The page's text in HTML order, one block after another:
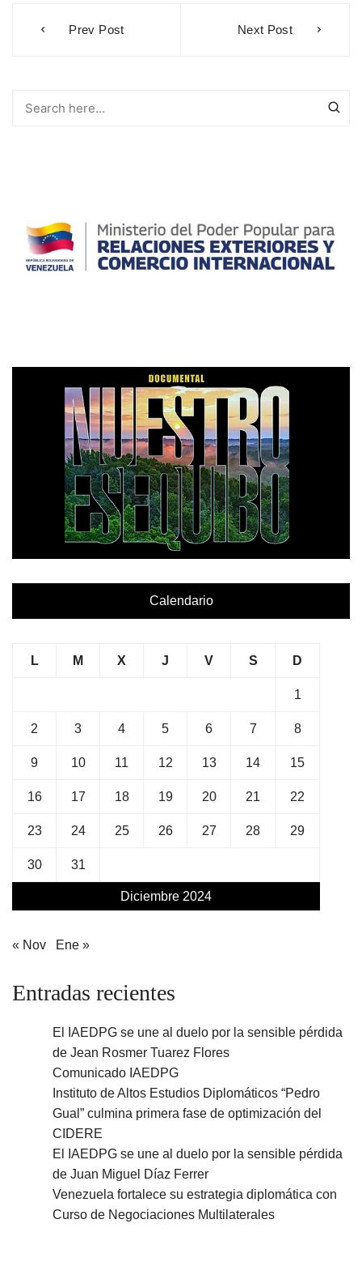
Prev Post Next Post
Calendario
Diciembre 2024
L M X J V S D
1
2 3 4 5 6 7 8
9 10 11 12 13 14 15
16 17 18 19 20 21 22
23 24 25 26 27 28 29
30 31
« Nov Ene »
Entradas recientes
El IAEDPG se une al duelo por la sensible pérdida
de Jean Rosmer Tuarez Flores
Comunicado IAEDPG
Instituto de Altos Estudios Diplomáticos “Pedro
Gual” culmina primera fase de optimización del
CIDERE
El IAEDPG se une al duelo por la sensible pérdida
de Juan Miguel Díaz Ferrer
Venezuela fortalece su estrategia diplomática con
Curso de Negociaciones Multilaterales